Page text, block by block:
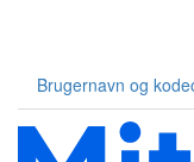
Brugernavn og